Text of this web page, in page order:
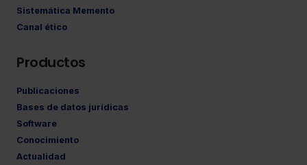
Sistemática Memento
Canal ético
Productos
Publicaciones
Bases de datos jurídicas
Software
Conocimiento
Actualidad